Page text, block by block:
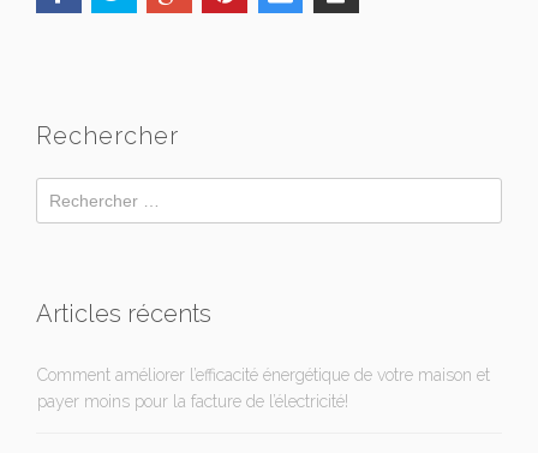
Rechercher
Articles récents
Comment améliorer l’efficacité énergétique de votre maison et
payer moins pour la facture de l’électricité!